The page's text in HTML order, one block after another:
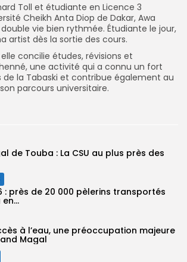
Toll et étudiante en Licence 3
Cheikh Anta Diop de Dakar, Awa
vie bien rythmée. Étudiante le jour,
artist dès la sortie des cours.
concilie études, révisions et
une activité qui a connu un fort
la Tabaski et contribue également au
parcours universitaire.
de Touba : La CSU au plus près des
: près de 20 000 pèlerins transportés
à l’eau, une préoccupation majeure
Magal